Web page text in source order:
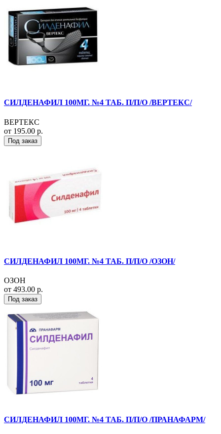
СИЛДЕНАФИЛ 100МГ. №4 ТАБ. П/П/О /ВЕРТЕКС/
ВЕРТЕКС
от 195.00 р.
Под заказ
СИЛДЕНАФИЛ 100МГ. №4 ТАБ. П/П/О /ОЗОН/
ОЗОН
от 493.00 р.
Под заказ
СИЛДЕНАФИЛ 100МГ. №4 ТАБ. П/П/О /ПРАНАФАРМ/